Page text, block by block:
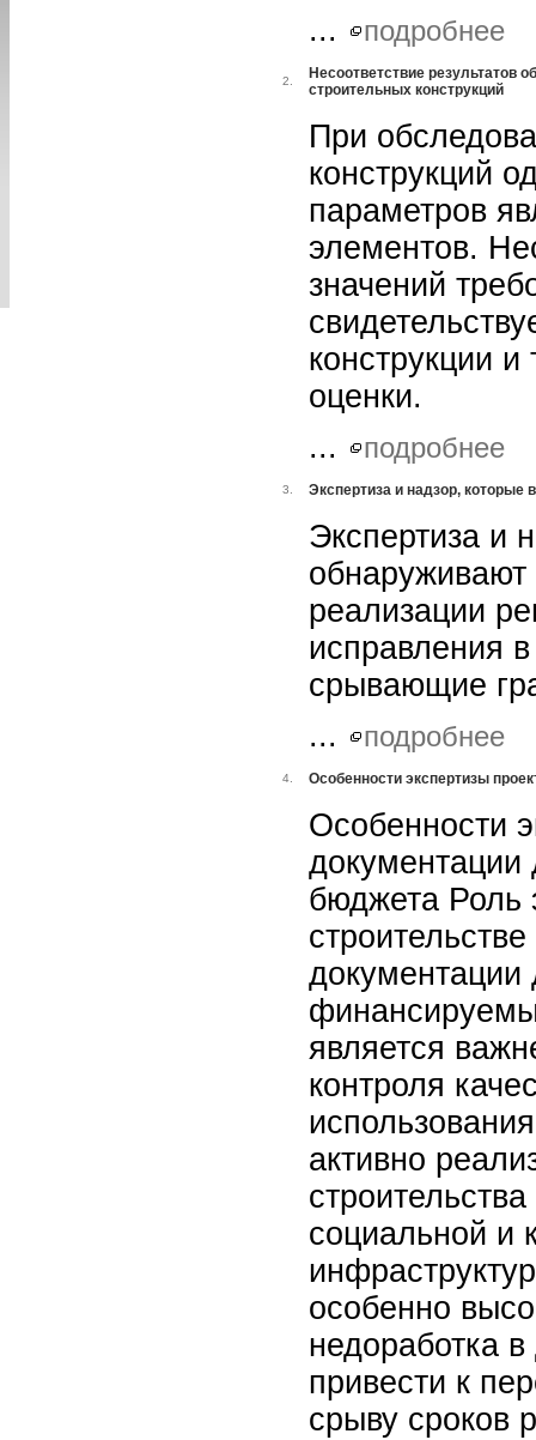
...
подробнее
2.
Несоответствие результатов
строительных конструкций
При
конструкций
параметров
элементов.
значений
конструкции и
оценки.
...
подробнее
3. Экспертиза и надзор,
Экспертиза и
реализации
исправления
срывающие
...
подробнее
4. Особенности экспертизы
Особенности
документации
бюджета Роль
документации
является
контроля
активно
социальной и
особенно
недоработка
привести к
срыву сроков